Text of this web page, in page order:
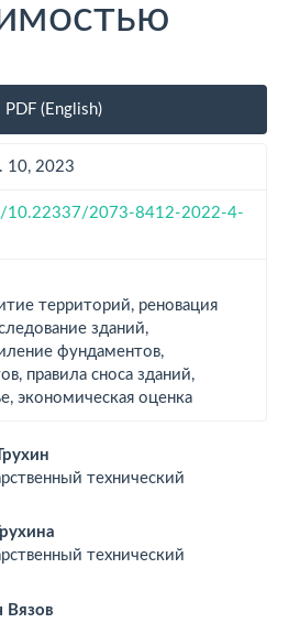
PDF (English)
10, 2023
10.22337/2073-8412-2022-4-
территорий, реновация
зданий,
фундаментов,
правила сноса зданий,
экономическая оценка
технический
технический
Вязов